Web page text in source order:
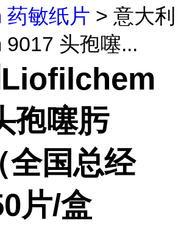
药敏纸片 > 意大利
9017 头孢噻...
孢噻肟
全国总经
片/盒